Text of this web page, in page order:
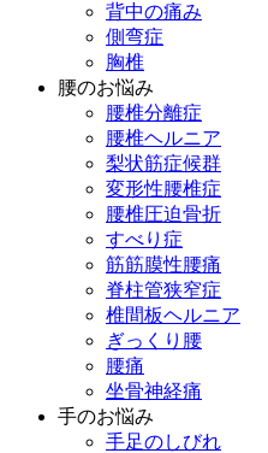
背中の痛み
側弯症
胸椎
腰のお悩み
腰椎分離症
腰椎ヘルニア
梨状筋症候群
変形性腰椎症
腰椎圧迫骨折
すべり症
筋筋膜性腰痛
脊柱管狭窄症
椎間板ヘルニア
ぎっくり腰
腰痛
坐骨神経痛
手のお悩み
手足のしびれ